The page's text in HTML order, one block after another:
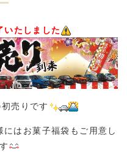
いたしました
売りです
はお菓子福袋もご用意し